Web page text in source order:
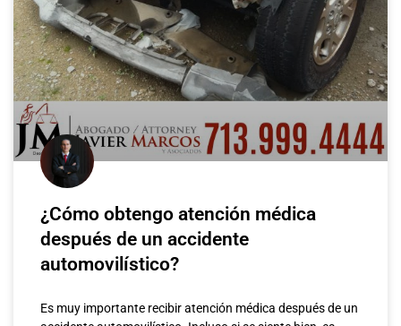
¿Cómo obtengo atención médica
después de un accidente
automovilístico?
Es muy importante recibir atención médica después de un